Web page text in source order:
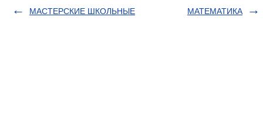
МАСТЕРСКИЕ ШКОЛЬНЫЕ
МАТЕМАТИКА